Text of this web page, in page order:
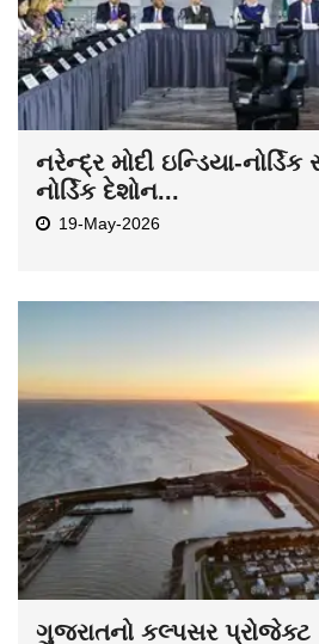
નરેન્દ્ર મોદી ઇન્ડિયા-નોર્ડિક
નોર્ડિક દેશોન...
19-May-2026
ગુજરાતનો કલ્પસર પ્રોજેક્ટ